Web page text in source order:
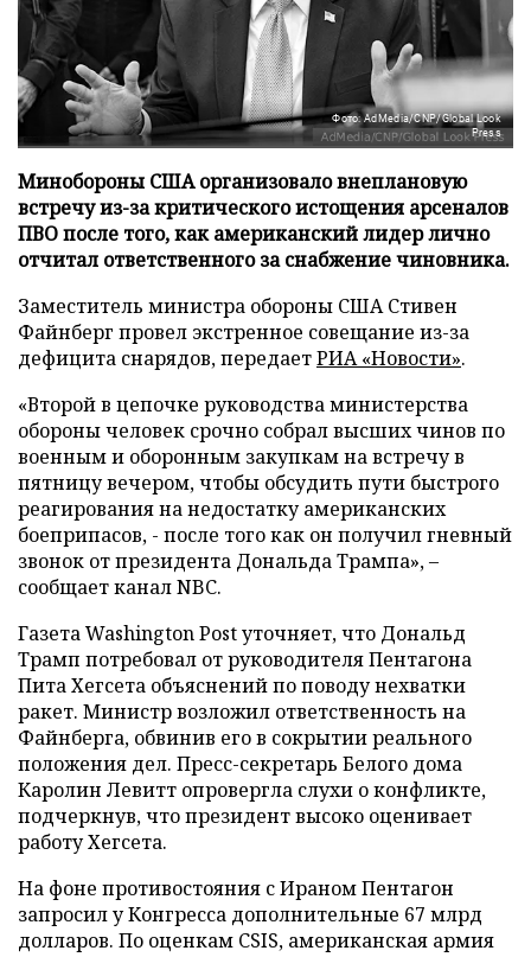
Фото: AdMedia/CNP/Global Look
Press
Минобороны США организовало внеплановую
встречу из-за критического истощения арсеналов
ПВО после того, как американский лидер лично
отчитал ответственного за снабжение чиновника.
Заместитель министра обороны США Стивен
Файнберг провел экстренное совещание из-за
дефицита снарядов, передаетРИА «Новости».
«Второй в цепочке руководства министерства
обороны человек срочно собрал высших чинов по
военным и оборонным закупкам на встречу в
пятницу вечером, чтобы обсудить пути быстрого
реагирования на недостатку американских
боеприпасов, - после того как он получил гневный
звонок от президента Дональда Трампа», –
сообщает канал NBC.
Газета Washington Post уточняет, что Дональд
Трамп потребовал от руководителя Пентагона
Пита Хегсета объяснений по поводу нехватки
ракет. Министр возложил ответственность на
Файнберга, обвинив его в сокрытии реального
положения дел. Пресс-секретарь Белого дома
Каролин Левитт опровергла слухи о конфликте,
подчеркнув, что президент высоко оценивает
работу Хегсета.
На фоне противостояния с Ираном Пентагон
запросил у Конгресса дополнительные 67 млрд
долларов. По оценкам CSIS, американская армия